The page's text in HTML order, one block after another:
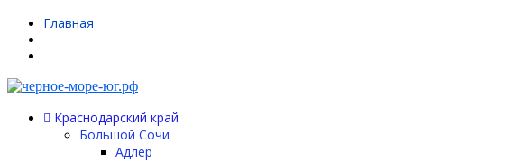
Главная
Краснодарский край
Большой Сочи
Адлер